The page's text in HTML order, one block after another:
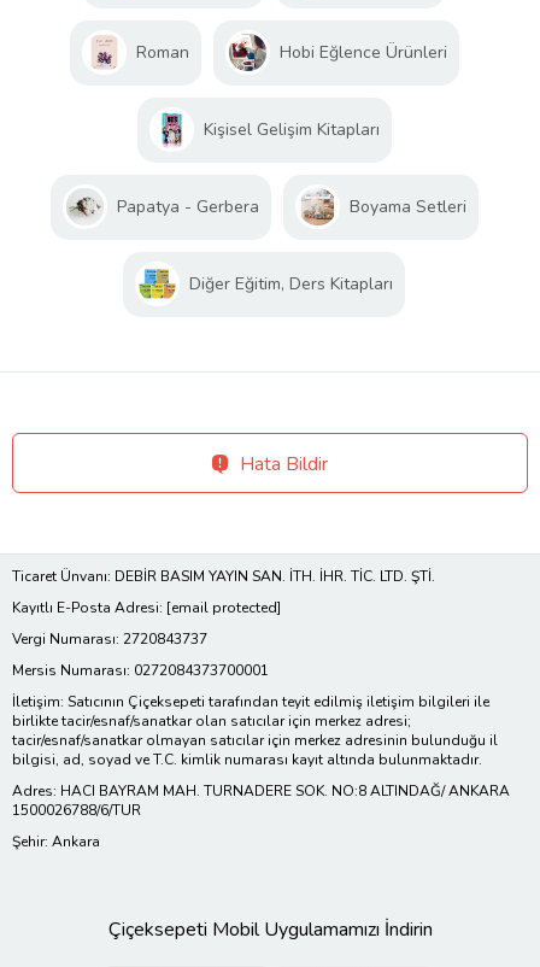
Roman Hobi Eğlence Ürünleri
Kişisel Gelişim Kitapları
Papatya - Gerbera Boyama Setleri
Diğer Eğitim, Ders Kitapları
Hata Bildir
Ticaret Ünvanı: DEBİR BASIM YAYIN SAN. İTH. İHR. TİC. LTD. ŞTİ.
Kayıtlı E-Posta Adresi: [email protected]
Vergi Numarası: 2720843737
Mersis Numarası: 0272084373700001
İletişim: Satıcının Çiçeksepeti tarafından teyit edilmiş iletişim bilgileri ile
birlikte tacir/esnaf/sanatkar olan satıcılar için merkez adresi;
tacir/esnaf/sanatkar olmayan satıcılar için merkez adresinin bulunduğu il
bilgisi, ad, soyad ve T.C. kimlik numarası kayıt altında bulunmaktadır.
Adres: HACI BAYRAM MAH. TURNADERE SOK. NO:8 ALTINDAĞ/ ANKARA
1500026788/6/TUR
Şehir: Ankara
Çiçeksepeti Mobil Uygulamamızı İndirin